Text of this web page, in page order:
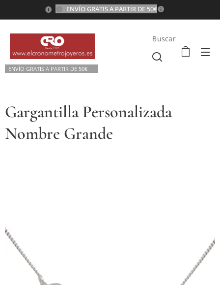
ENVÍO GRATIS A PARTIR DE 50€
ENVÍO GRATIS A PARTIR DE 50€💫
Buscar
Gargantilla Personalizada
Nombre Grande